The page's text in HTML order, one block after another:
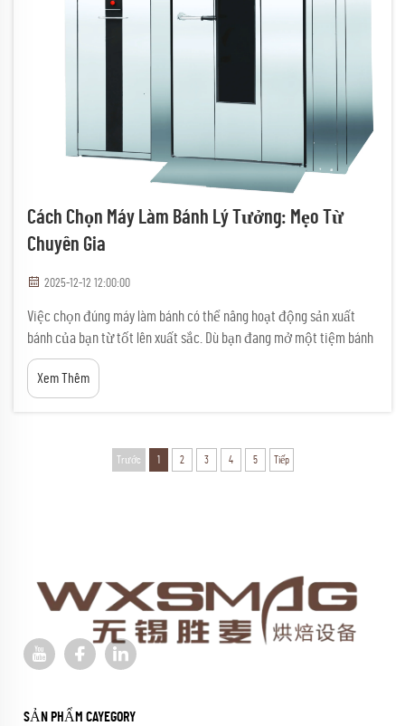
Cách Chọn Máy Làm Bánh Lý Tưởng: Mẹo Từ
Chuyên Gia
2025-12-12 12:00:00
Việc chọn đúng máy làm bánh có thể nâng hoạt động sản xuất
bánh của bạn từ tốt lên xuất sắc. Dù bạn đang mở một tiệm bánh
mới hay nâng cấp thiết bị hiện có, việc hiểu rõ các yếu tố then
chốt ảnh hưởng đến hiệu suất, hiệu quả và...
Xem Thêm
Trước 1 2 3 4 5 Tiếp
SẢN PHẨM CAYEGORY